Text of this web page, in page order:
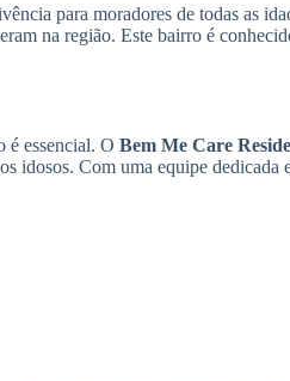
para moradores de todas as
na região. Este bairro é
é essencial. O Bem Me Care
idosos. Com uma equipe dedicada